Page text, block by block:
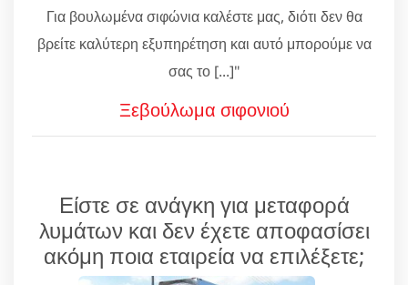
Για βουλωμένα σιφώνια καλέστε μας, διότι δεν θα
βρείτε καλύτερη εξυπηρέτηση και αυτό μπορούμε να
σας το [...]"
Ξεβούλωμα σιφονιού
Είστε σε ανάγκη για μεταφορά
λυμάτων και δεν έχετε αποφασίσει
ακόμη ποια εταιρεία να επιλέξετε;